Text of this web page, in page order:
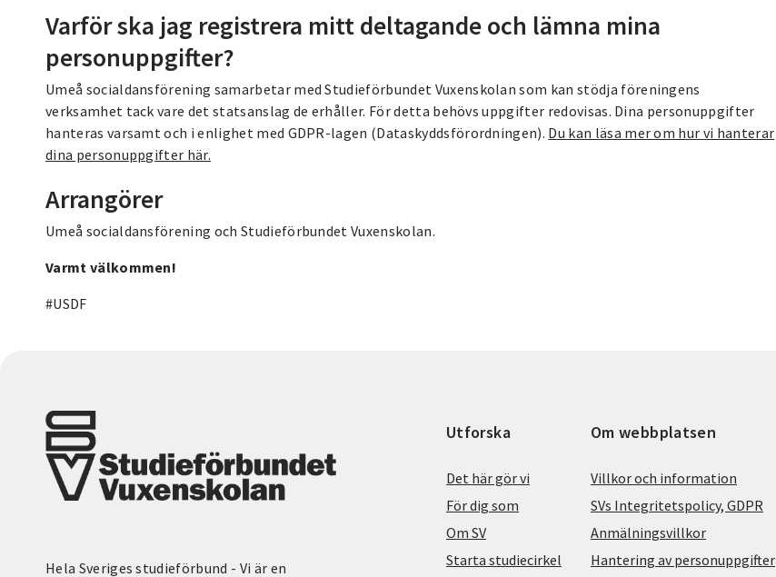
Varför ska jag registrera mitt deltagande och lämna mina
personuppgifter?
Umeå socialdansförening samarbetar med Studieförbundet Vuxenskolan som kan stödja föreningens
verksamhet tack vare det statsanslag de erhåller. För detta behövs uppgifter redovisas. Dina personuppgifter
hanteras varsamt och i enlighet med GDPR-lagen (Dataskyddsförordningen). Du kan läsa mer om hur vi hanterar
dina personuppgifter här.
Arrangörer
Umeå socialdansförening och Studieförbundet Vuxenskolan.
Varmt välkommen!
#USDF
Hela Sveriges studieförbund - Vi är en
Utforska
Det här gör vi
För dig som
Om SV
Starta studiecirkel
Om webbplatsen
Villkor och information
SVs Integritetspolicy, GDPR
Anmälningsvillkor
Hantering av personuppgifter